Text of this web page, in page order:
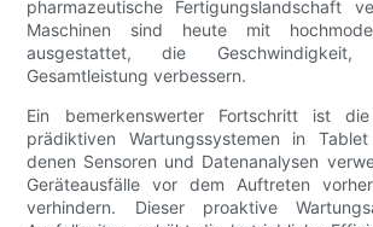
pharmazeutische Fertigungslandschaft
Maschinen sind heute mit
ausgestattet, die
Gesamtleistung verbessern.
Ein bemerkenswerter Fortschritt ist
prädiktiven Wartungssystemen in
denen Sensoren und Datenanalysen
Geräteausfälle vor dem Auftreten
verhindern. Dieser proaktive